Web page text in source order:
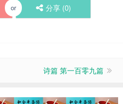
or 分享 (0)
诗篇 第一百零九篇